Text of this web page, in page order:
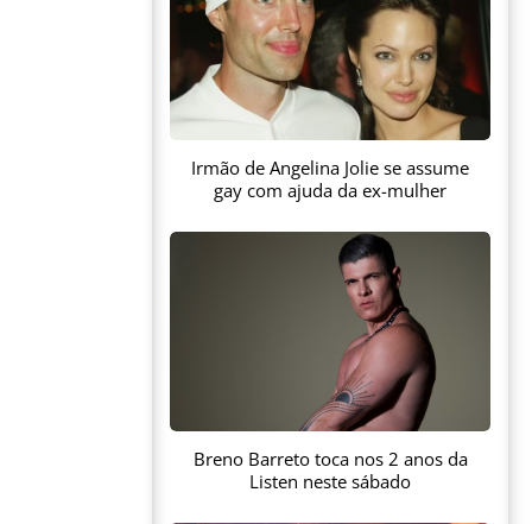
Irmão de Angelina Jolie se assume
gay com ajuda da ex-mulher
Breno Barreto toca nos 2 anos da
Listen neste sábado